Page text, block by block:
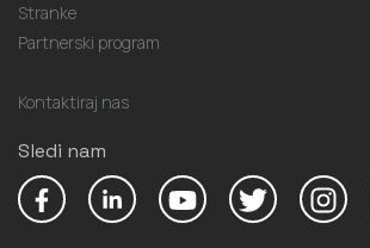
Stranke
Partnerski program
Kontaktiraj nas
Sledi nam